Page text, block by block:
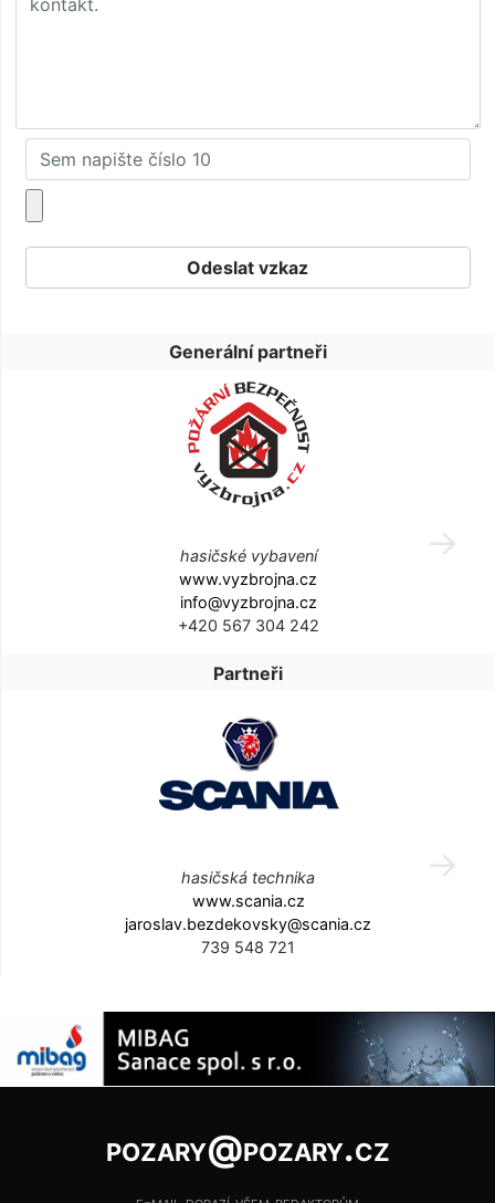
Generální partneři
hasičské vybavení
www.vyzbrojna.cz
info@vyzbrojna.cz
+420 567 304 242
Partneři
hasičská technika
www.scania.cz
jaroslav.bezdekovsky@scania.cz
739 548 721
pozary@pozary.cz